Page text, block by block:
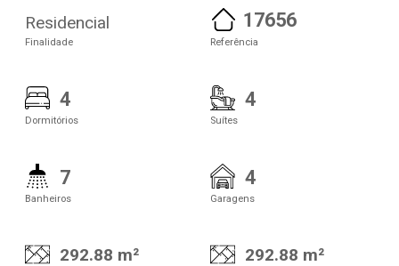
Residencial
Finalidade
17656
Referência
4
Dormitórios
4
Suítes
7
Banheiros
4
Garagens
292.88 m² 292.88 m²